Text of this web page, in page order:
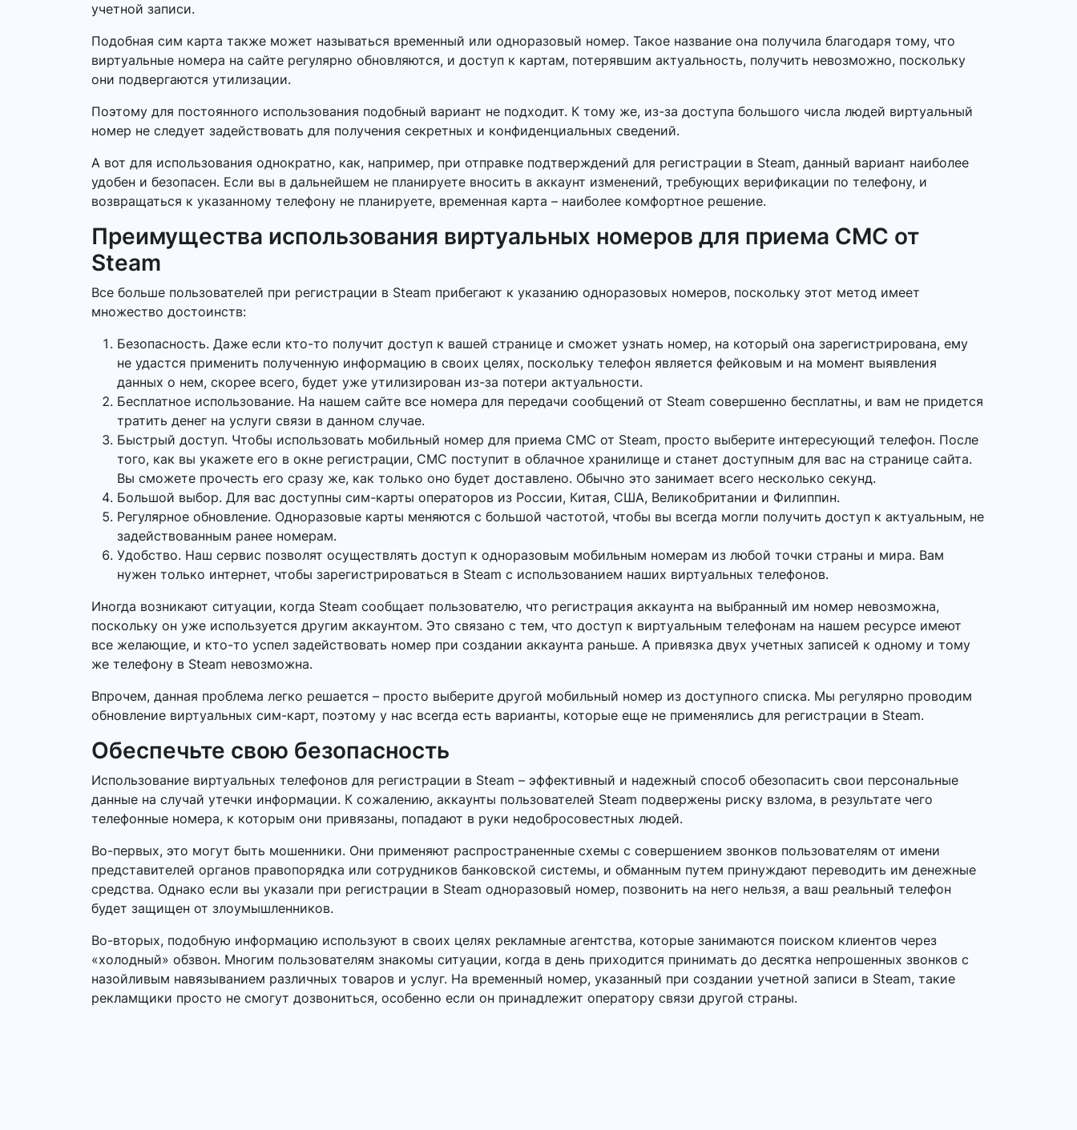
учетной записи.
Подобная сим карта также может называться временный или одноразовый номер. Такое название она получила благодаря тому, что
виртуальные номера на сайте регулярно обновляются, и доступ к картам, потерявшим актуальность, получить невозможно, поскольку
они подвергаются утилизации.
Поэтому для постоянного использования подобный вариант не подходит. К тому же, из-за доступа большого числа людей виртуальный
номер не следует задействовать для получения секретных и конфиденциальных сведений.
А вот для использования однократно, как, например, при отправке подтверждений для регистрации в Steam, данный вариант наиболее
удобен и безопасен. Если вы в дальнейшем не планируете вносить в аккаунт изменений, требующих верификации по телефону, и
возвращаться к указанному телефону не планируете, временная карта – наиболее комфортное решение.
Преимущества использования виртуальных номеров для приема СМС от
Steam
Все больше пользователей при регистрации в Steam прибегают к указанию одноразовых номеров, поскольку этот метод имеет
множество достоинств:
Безопасность. Даже если кто-то получит доступ к вашей странице и сможет узнать номер, на который она зарегистрирована, ему
не удастся применить полученную информацию в своих целях, поскольку телефон является фейковым и на момент выявления
данных о нем, скорее всего, будет уже утилизирован из-за потери актуальности.
Бесплатное использование. На нашем сайте все номера для передачи сообщений от Steam совершенно бесплатны, и вам не придется
тратить денег на услуги связи в данном случае.
Быстрый доступ. Чтобы использовать мобильный номер для приема СМС от Steam, просто выберите интересующий телефон. После
того, как вы укажете его в окне регистрации, СМС поступит в облачное хранилище и станет доступным для вас на странице сайта.
Вы сможете прочесть его сразу же, как только оно будет доставлено. Обычно это занимает всего несколько секунд.
Большой выбор. Для вас доступны сим-карты операторов из России, Китая, США, Великобритании и Филиппин.
Регулярное обновление. Одноразовые карты меняются с большой частотой, чтобы вы всегда могли получить доступ к актуальным, не
задействованным ранее номерам.
Удобство. Наш сервис позволят осуществлять доступ к одноразовым мобильным номерам из любой точки страны и мира. Вам
нужен только интернет, чтобы зарегистрироваться в Steam с использованием наших виртуальных телефонов.
Иногда возникают ситуации, когда Steam сообщает пользователю, что регистрация аккаунта на выбранный им номер невозможна,
поскольку он уже используется другим аккаунтом. Это связано с тем, что доступ к виртуальным телефонам на нашем ресурсе имеют
все желающие, и кто-то успел задействовать номер при создании аккаунта раньше. А привязка двух учетных записей к одному и тому
же телефону в Steam невозможна.
Впрочем, данная проблема легко решается – просто выберите другой мобильный номер из доступного списка. Мы регулярно проводим
обновление виртуальных сим-карт, поэтому у нас всегда есть варианты, которые еще не применялись для регистрации в Steam.
Обеспечьте свою безопасность
Использование виртуальных телефонов для регистрации в Steam – эффективный и надежный способ обезопасить свои персональные
данные на случай утечки информации. К сожалению, аккаунты пользователей Steam подвержены риску взлома, в результате чего
телефонные номера, к которым они привязаны, попадают в руки недобросовестных людей.
Во-первых, это могут быть мошенники. Они применяют распространенные схемы с совершением звонков пользователям от имени
представителей органов правопорядка или сотрудников банковской системы, и обманным путем принуждают переводить им денежные
средства. Однако если вы указали при регистрации в Steam одноразовый номер, позвонить на него нельзя, а ваш реальный телефон
будет защищен от злоумышленников.
Во-вторых, подобную информацию используют в своих целях рекламные агентства, которые занимаются поиском клиентов через
«холодный» обзвон. Многим пользователям знакомы ситуации, когда в день приходится принимать до десятка непрошенных звонков с
назойливым навязыванием различных товаров и услуг. На временный номер, указанный при создании учетной записи в Steam, такие
рекламщики просто не смогут дозвониться, особенно если он принадлежит оператору связи другой страны.